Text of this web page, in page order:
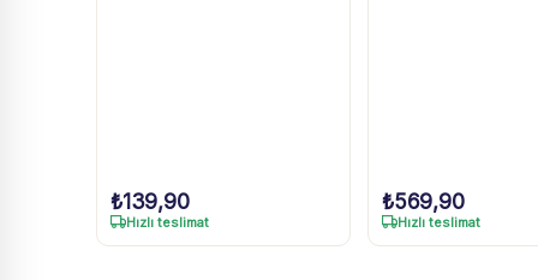
₺139,90
Hızlı teslimat
₺569,90
Hızlı teslimat